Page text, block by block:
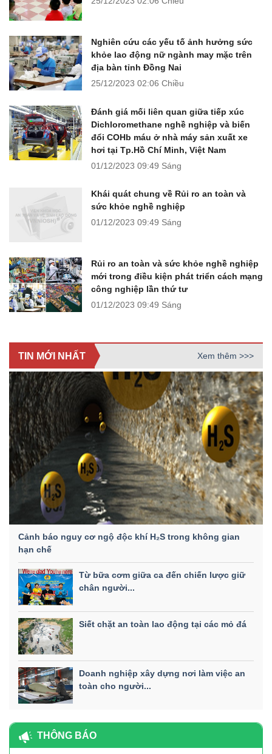
Nghiên cứu các yếu tố ảnh hưởng sức
khỏe lao động nữ ngành may mặc trên
địa bàn tỉnh Đồng Nai
25/12/2023 02:06 Chiều
Đánh giá mối liên quan giữa tiếp xúc
Dichloromethane nghề nghiệp và biến
đổi COHb máu ở nhà máy sản xuất xe
hơi tại Tp.Hồ Chí Minh, Việt Nam
01/12/2023 09:49 Sáng
Khái quát chung về Rủi ro an toàn và
sức khỏe nghề nghiệp
01/12/2023 09:49 Sáng
Rủi ro an toàn và sức khỏe nghề nghiệp
mới trong điều kiện phát triển cách mạng
công nghiệp lần thứ tư
01/12/2023 09:49 Sáng
TIN MỚI NHẤT Xem thêm >>>
Cảnh báo nguy cơ ngộ độc khí H₂S trong không gian
hạn chế
Từ bữa cơm giữa ca đến chiến lược giữ
chân người...
Siết chặt an toàn lao động tại các mỏ đá
Doanh nghiệp xây dựng nơi làm việc an
toàn cho người...
THÔNG BÁO